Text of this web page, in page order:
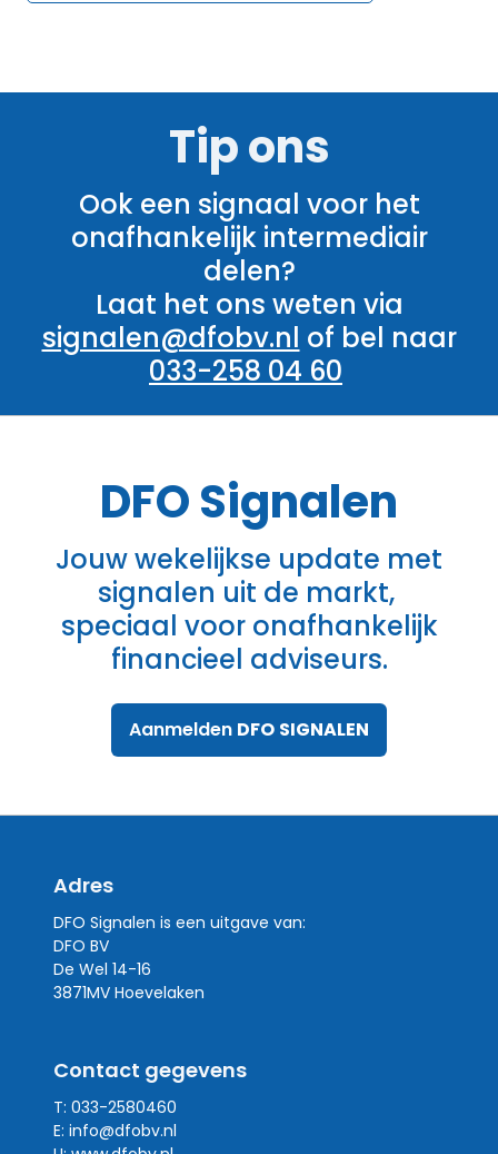
Tip ons
Ook een signaal voor het
onafhankelijk intermediair
delen?
Laat het ons weten via
signalen@dfobv.nl of bel naar
033-258 04 60
DFOSignalen
Jouw wekelijkse update met
signalen uit de markt,
speciaal voor onafhankelijk
financieel adviseurs.
Aanmelden DFO SIGNALEN
Adres
DFO Signalen is een uitgave van:
DFO BV
De Wel 14-16
3871MV Hoevelaken
Contact gegevens
T: 033-2580460
E: info@dfobv.nl